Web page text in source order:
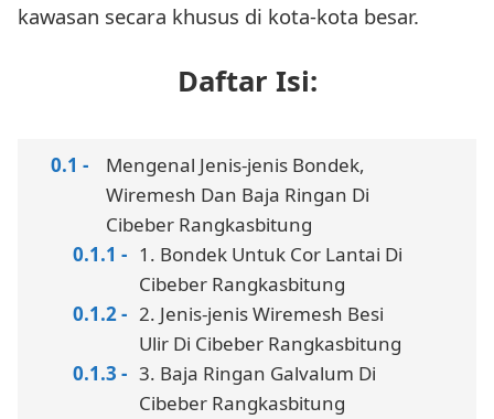
kawasan secara khusus di kota-kota besar.
Daftar Isi:
Mengenal Jenis-jenis Bondek,
Wiremesh Dan Baja Ringan Di
Cibeber Rangkasbitung
1. Bondek Untuk Cor Lantai Di
Cibeber Rangkasbitung
2. Jenis-jenis Wiremesh Besi
Ulir Di Cibeber Rangkasbitung
3. Baja Ringan Galvalum Di
Cibeber Rangkasbitung